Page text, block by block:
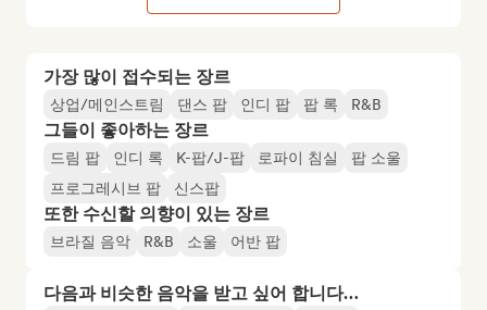
가장 많이 접수되는 장르
상업/메인스트림 댄스 팝 인디 팝 팝 록 R&B
그들이 좋아하는 장르
드림 팝 인디 록 K-팝/J-팝 로파이 침실
팝 소울
프로그레시브 팝
신스팝
또한 수신할 의향이 있는 장르
브라질 음악 R&B 소울 어반 팝
다음과 비슷한 음악을 받고 싶어 합니다…